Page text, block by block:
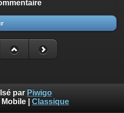
par Piwigo
Mobile Classique